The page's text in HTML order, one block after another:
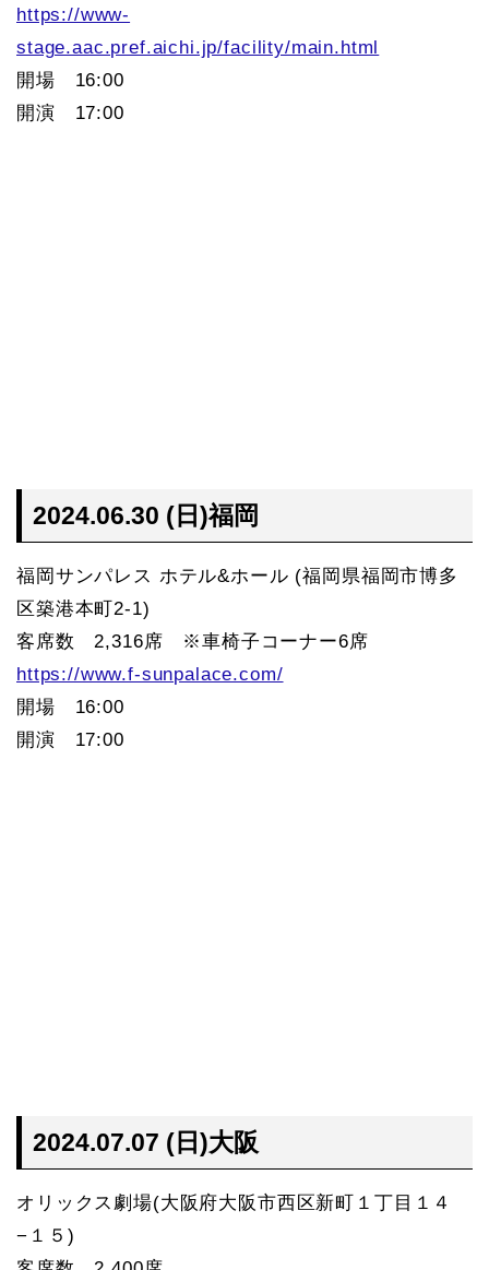
https://www-
stage.aac.pref.aichi.jp/facility/main.html
開場 16:00
開演 17:00
2024.06.30 (日)福岡
福岡サンパレス ホテル&ホール (福岡県福岡市博多
区築港本町2-1)
客席数 2,316席 ※車椅子コーナー6席
https://www.f-sunpalace.com/
開場 16:00
開演 17:00
2024.07.07 (日)大阪
オリックス劇場(大阪府大阪市西区新町１丁目１４
−１５)